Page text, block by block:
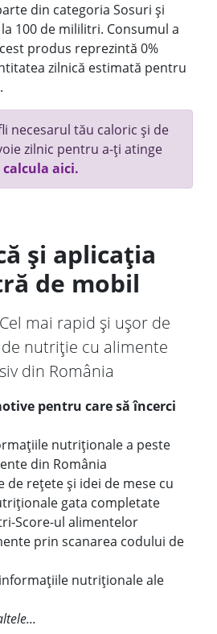
din categoria Sosuri și
100 de mililitri. Consumul a
produs reprezintă 0%
zilnică estimată pentru
necesarul tău caloric și de
zilnic pentru a-ți atinge
aici.
și aplicația
de mobil
mai rapid și ușor de
nutriție cu alimente
din România
pentru care să încerci
nutriționale a peste
din România
de rețete și idei de mese cu
gata completate
Score-ul alimentelor
prin scanarea codului de
nutriționale ale